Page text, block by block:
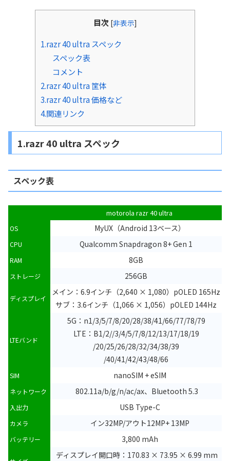
目次 [非表示]
1.razr 40 ultra スペック
スペック表
コメント
2.razr 40 ultra 筐体
3.razr 40 ultra 価格など
4.関連リンク
1.razr 40 ultra スペック
スペック表
motorola razr 40 ultra
OS MyUX（Android 13ベース）
CPU Qualcomm Snapdragon 8+ Gen 1
RAM 8GB
ストレージ 256GB
ディスプレイ
メイン：6.9インチ（2,640 × 1,080）pOLED 165Hz
サブ：3.6インチ（1,066 × 1,056）pOLED 144Hz
LTEバンド
5G：n1/3/5/7/8/20/28/38/41/66/77/78/79
LTE：B1/2//3/4/5/7/8/12/13/17/18/19
/20/25/26/28/32/34/38/39
/40/41/42/43/48/66
SIM nanoSIM + eSIM
ネットワーク 802.11a/b/g/n/ac/ax、Bluetooth 5.3
入出力 USB Type-C
カメラ イン32MP/アウト12MP+ 13MP
バッテリー 3,800 mAh
ディスプレイ開口時：170.83 × 73.95 × 6.99 mm